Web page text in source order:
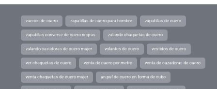
zuecos de cuero zapatillas de cuero para hombre zapatillas de cuero
zapatillas converse de cuero negras zalando chaquetas de cuero
zalando cazadoras de cuero mujer volantes de cuero vestidos de cuero
ver chaquetas de cuero venta de cuero por metro venta de cazadoras de cuero
venta chaquetas de cuero mujer un puf de cuero en forma de cubo